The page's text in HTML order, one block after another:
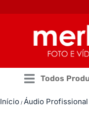
Todos
Início / Áudio Profissional